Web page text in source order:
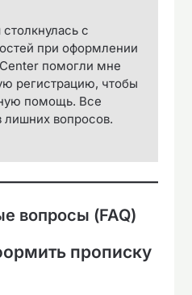
с
при оформлении
помогли мне
регистрацию, чтобы
помощь. Все
лишних вопросов.
вопросы (FAQ)
прописку